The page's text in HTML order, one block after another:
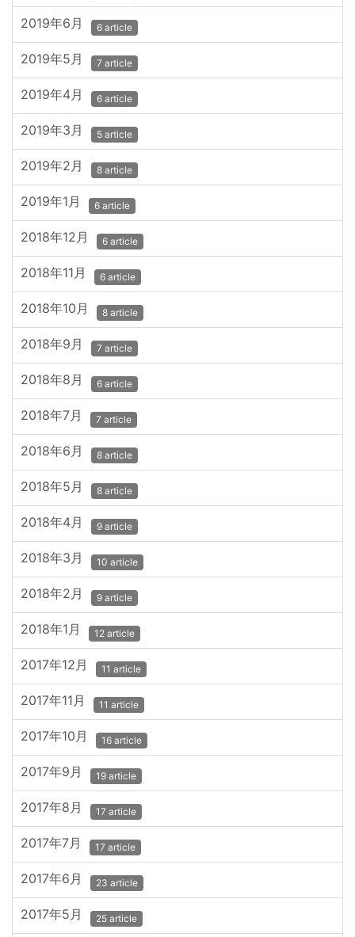
2019年6月 6 article
2019年5月 7 article
2019年4月 6 article
2019年3月 5 article
2019年2月 8 article
2019年1月 6 article
2018年12月 6 article
2018年11月 6 article
2018年10月 8 article
2018年9月 7 article
2018年8月 6 article
2018年7月 7 article
2018年6月 8 article
2018年5月 8 article
2018年4月 9 article
2018年3月 10 article
2018年2月 9 article
2018年1月 12 article
2017年12月 11 article
2017年11月 11 article
2017年10月 16 article
2017年9月 19 article
2017年8月 17 article
2017年7月 17 article
2017年6月 23 article
2017年5月 25 article